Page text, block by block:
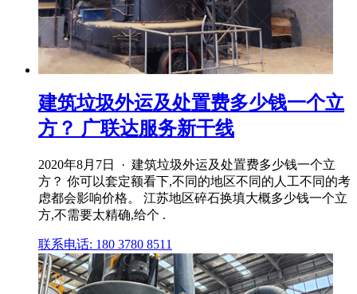
建筑垃圾外运及处置费多少钱一个立
方？ 广联达服务新干线
2020年8月7日 · 建筑垃圾外运及处置费多少钱一个立
方？ 你可以套定额看下,不同的地区不同的人工不同的考
虑都会影响价格。 江苏地区碎石换填大概多少钱一个立
方,不需要太精确,给个 .
联系电话: 180 3780 8511